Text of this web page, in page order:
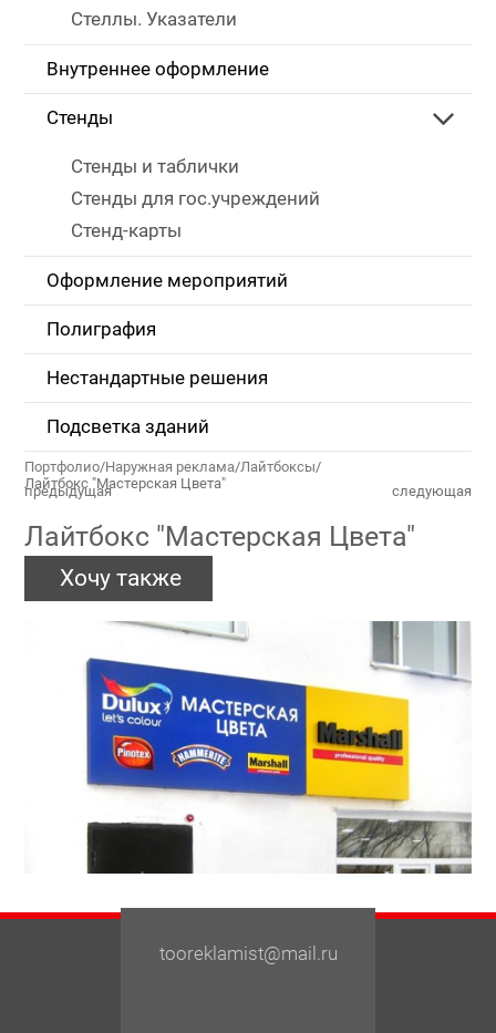
Стеллы. Указатели
Внутреннее оформление
Стенды
Стенды и таблички
Стенды для гос.учреждений
Стенд-карты
Оформление мероприятий
Полиграфия
Нестандартные решения
Подсветка зданий
Портфолио/Наружная реклама/Лайтбоксы/
Лайтбокс "Мастерская Цвета"
Лайтбокс "Мастерская Цвета"
Хочу также
предыдущая следующая
tooreklamist@mail.ru